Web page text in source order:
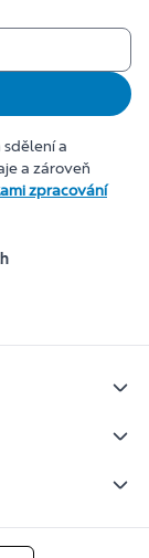
sdělení a
a zároveň
zpracování